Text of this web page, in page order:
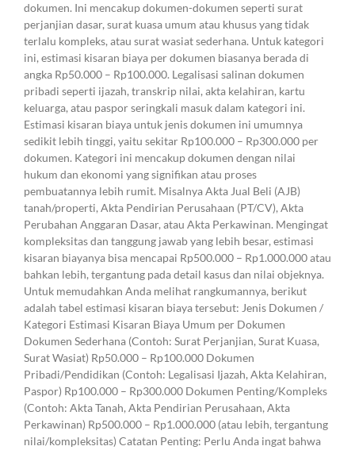
dokumen. Ini mencakup dokumen-dokumen seperti surat
perjanjian dasar, surat kuasa umum atau khusus yang tidak
terlalu kompleks, atau surat wasiat sederhana. Untuk kategori
ini, estimasi kisaran biaya per dokumen biasanya berada di
angka Rp50.000 – Rp100.000. Legalisasi salinan dokumen
pribadi seperti ijazah, transkrip nilai, akta kelahiran, kartu
keluarga, atau paspor seringkali masuk dalam kategori ini.
Estimasi kisaran biaya untuk jenis dokumen ini umumnya
sedikit lebih tinggi, yaitu sekitar Rp100.000 – Rp300.000 per
dokumen. Kategori ini mencakup dokumen dengan nilai
hukum dan ekonomi yang signifikan atau proses
pembuatannya lebih rumit. Misalnya Akta Jual Beli (AJB)
tanah/properti, Akta Pendirian Perusahaan (PT/CV), Akta
Perubahan Anggaran Dasar, atau Akta Perkawinan. Mengingat
kompleksitas dan tanggung jawab yang lebih besar, estimasi
kisaran biayanya bisa mencapai Rp500.000 – Rp1.000.000 atau
bahkan lebih, tergantung pada detail kasus dan nilai objeknya.
Untuk memudahkan Anda melihat rangkumannya, berikut
adalah tabel estimasi kisaran biaya tersebut: Jenis Dokumen /
Kategori Estimasi Kisaran Biaya Umum per Dokumen
Dokumen Sederhana (Contoh: Surat Perjanjian, Surat Kuasa,
Surat Wasiat) Rp50.000 – Rp100.000 Dokumen
Pribadi/Pendidikan (Contoh: Legalisasi Ijazah, Akta Kelahiran,
Paspor) Rp100.000 – Rp300.000 Dokumen Penting/Kompleks
(Contoh: Akta Tanah, Akta Pendirian Perusahaan, Akta
Perkawinan) Rp500.000 – Rp1.000.000 (atau lebih, tergantung
nilai/kompleksitas) Catatan Penting: Perlu Anda ingat bahwa